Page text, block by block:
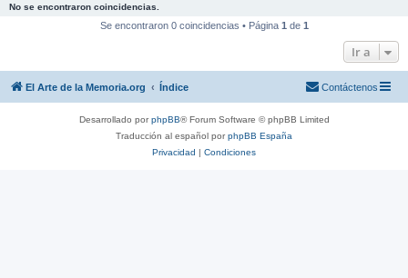
No se encontraron coincidencias.
Se encontraron 0 coincidencias • Página 1 de 1
Ir a
El Arte de la Memoria.org Índice Contáctenos
Desarrollado porphpBB® Forum Software © phpBB Limited
Traducción al español porphpBB España
Privacidad | Condiciones